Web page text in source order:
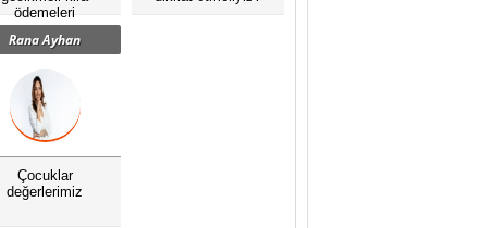
ödemeleri
Rana Ayhan
Çocuklar
değerlerimiz